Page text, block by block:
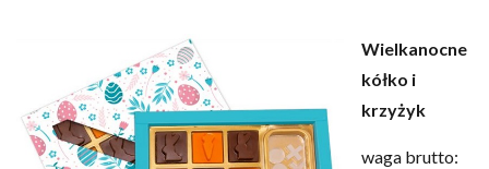
Wielkanocne
kółko i
krzyżyk
waga brutto: